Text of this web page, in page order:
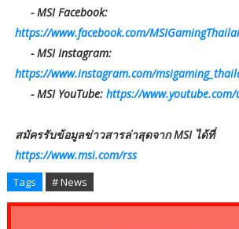
- MSI Facebook:
https://www.facebook.com/
- MSI Instagram:
https://www.instagram.com/
- MSI YouTube: https://www.youtube.com/
สมัครรับข้อมูลข่าวสารล่าสุดจาก MSI ได้ที่
https://www.msi.com/rss
Tags # News